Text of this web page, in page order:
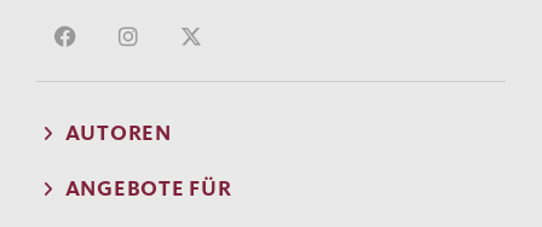
AUTOREN
ANGEBOTE FÜR